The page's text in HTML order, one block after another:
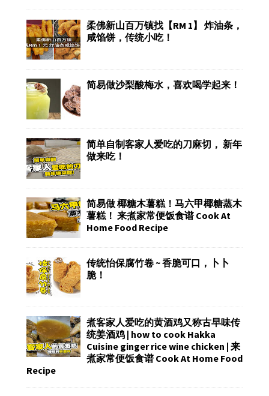
柔佛新山百万镇找【RM 1】 炸油条，
咸馅饼，传统小吃！
简易做沙梨酸梅水，喜欢喝学起来！
简单自制客家人爱吃的刀麻切， 新年
做来吃！
简易做 椰糖木薯糕！马六甲椰糖蒸木
薯糕！ 来煮家常便饭食谱 Cook At
Home Food Recipe
传统怡保腐竹卷 ~ 香脆可口，卜卜
脆！
煮客家人爱吃的黄酒鸡又称古早味传
统姜酒鸡 | how to cook Hakka
Cuisine ginger rice wine chicken | 来
煮家常便饭食谱 Cook At Home Food
Recipe